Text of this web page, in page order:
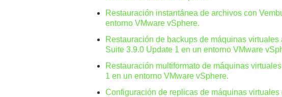
Restauración instantánea de archivos con
entorno VMware vSphere.
Restauración de backups de máquinas
Suite 3.9.0 Update 1 en un entorno VMware
Restauración multiformato de máquinas
1 en un entorno VMware vSphere.
Configuración de replicas de máquinas